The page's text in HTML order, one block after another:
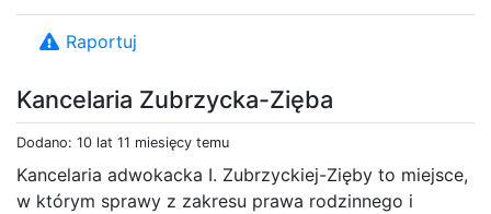
Kancelaria Zubrzycka-Zięba
Dodano: 10 lat 11 miesięcy temu
Kancelaria adwokacka I. Zubrzyckiej-Zięby to miejsce,
w którym sprawy z zakresu prawa rodzinnego i
Raportuj